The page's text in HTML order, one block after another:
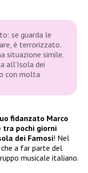
se guarda le
è terrorizzato.
situazione simile.
all’Isola dei
con molta
fidanzato Marco
tra pochi giorni
dei Famosi! Nel
a far parte del
musicale italiano.